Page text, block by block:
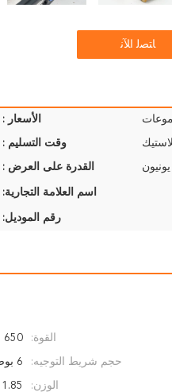
ﺎﺘﺼﻟ ﺍﻶﻧ
الأسعار :
وقت التسليم :
القدرة على العرض :
اسم العلامة التجارية:
رقم الموديل:
القوة: 650 واط
حجم شريط التوجيه: 6 بوصة
الوزن: 1.85 كجم